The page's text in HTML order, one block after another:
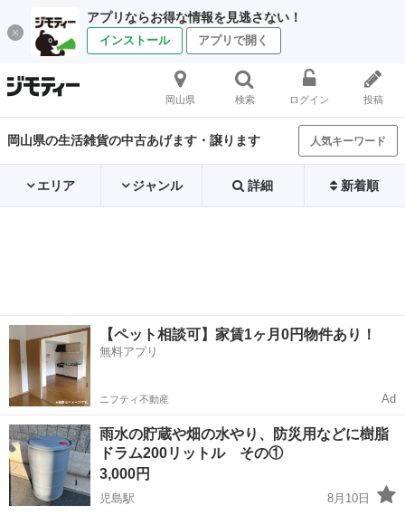
アプリならお得な情報を見逃さない！
インストール アプリで開く
岡山県 検索 ログイン 投稿
岡山県の生活雑貨の中古あげます・譲ります 人気キーワード
エリア ジャンル 詳細 新着順
【ペット相談可】家賃1ヶ月0円物件あり！
無料アプリ
ニフティ不動産 Ad
雨水の貯蔵や畑の水やり、防災用などに樹脂
ドラム200リットル その①
3,000円
児島駅
8月10日